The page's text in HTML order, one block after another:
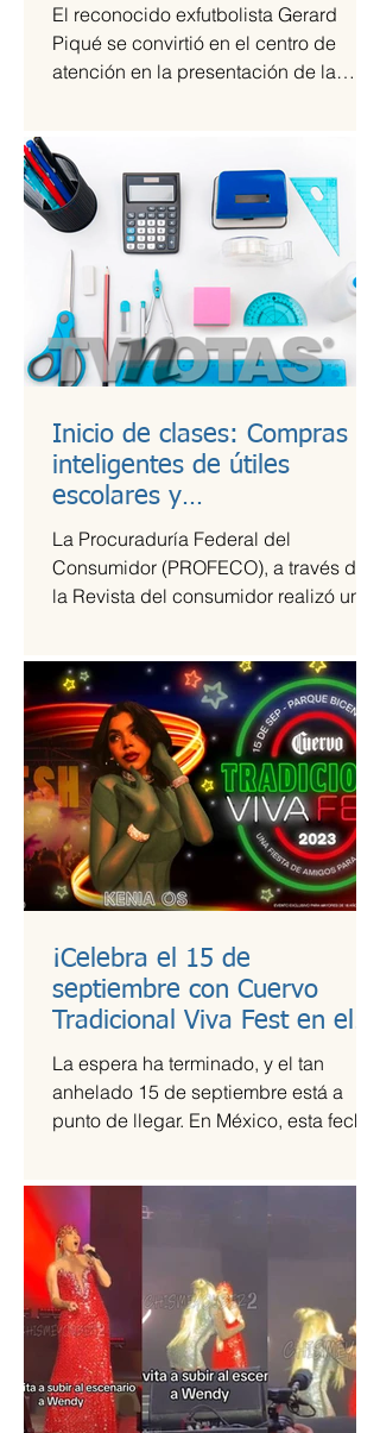
El reconocido exfutbolista Gerard
Piqué se convirtió en el centro de
atención en la presentación de la
Inicio de clases: Compras
inteligentes de útiles
escolares y
recomendaciones para la
lonchera
La Procuraduría Federal del
Consumidor (PROFECO), a través de
la Revista del consumidor realizó un
¡Celebra el 15 de
septiembre con Cuervo
Tradicional Viva Fest en el
Parque Bicentenario!
La espera ha terminado, y el tan
anhelado 15 de septiembre está a
punto de llegar. En México, esta fecha